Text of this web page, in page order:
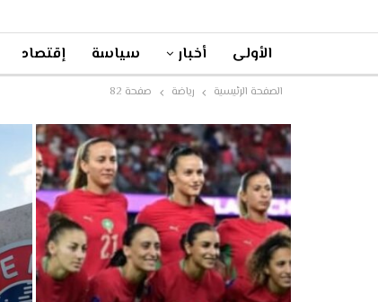
الأولى أخبار سياسة إقتصاد
الصفحة الرئيسية رياضة صفحة 82